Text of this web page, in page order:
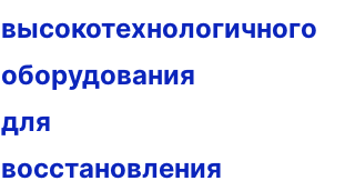
высокотехнологичного
оборудования
для
восстановления